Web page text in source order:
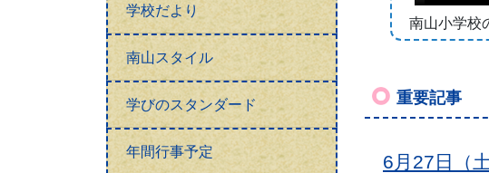
学校だより
南山スタイル
学びのスタンダード
年間行事予定
南山小学校
重要記事
6月27日（